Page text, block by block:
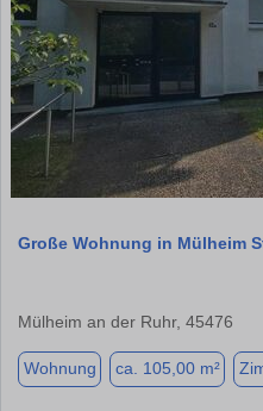
Große Wohnung in Mülheim
Mülheim an der Ruhr, 45476
Wohnung ca. 105,00 m²